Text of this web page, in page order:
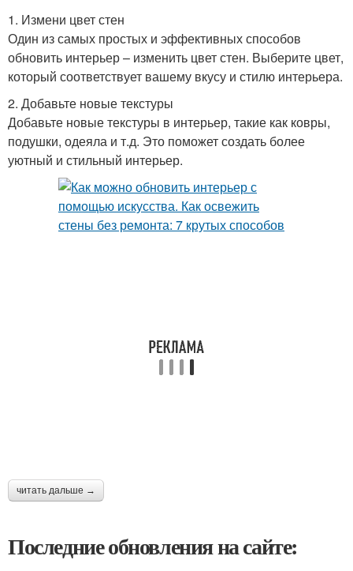
1. Измени цвет стен
Один из самых простых и эффективных способов
обновить интерьер – изменить цвет стен. Выберите цвет,
который соответствует вашему вкусу и стилю интерьера.
2. Добавьте новые текстуры
Добавьте новые текстуры в интерьер, такие как ковры,
подушки, одеяла и т.д. Это поможет создать более
уютный и стильный интерьер.
читать дальше →
Последние обновления на сайте: